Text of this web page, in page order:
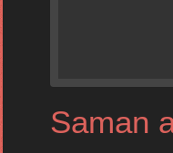
Saman